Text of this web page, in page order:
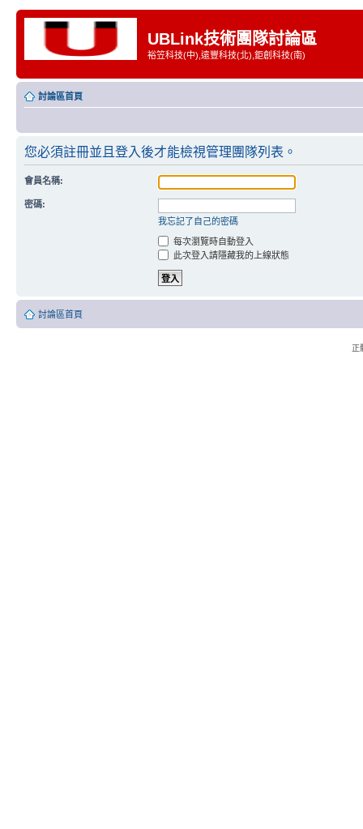
UBLink技術團隊討論區
裕笠科技(中),遠豐科技(北),鉅創科技(南)
討論區首頁
您必須註冊並且登入後才能檢視管理團隊列表。
會員名稱:
密碼:
我忘記了自己的密碼
每次瀏覽時自動登入
此次登入請隱藏我的上線狀態
討論區首頁
正